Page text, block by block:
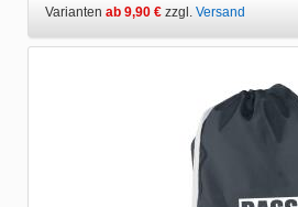
Varianten ab 9,90 € zzgl. Versand